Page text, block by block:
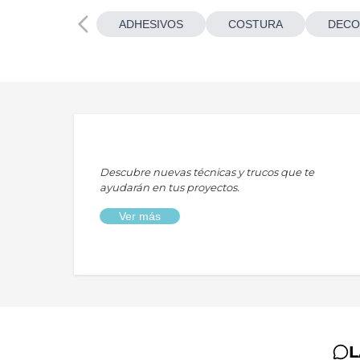
ADHESIVOS COSTURA
Descubre nuevas técnicas y trucos que te
ayudarán en tus proyectos.
Ver más